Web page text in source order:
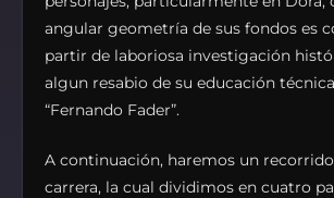
angular geometría de sus fondos es
partir de laboriosa investigación
algun resabio de su educación
“Fernando Fader”.
A continuación, haremos un
carrera, la cual dividimos en cuatro